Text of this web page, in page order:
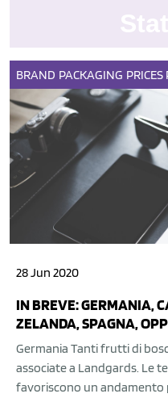
BRAND PACKAGING PRICES
28 Jun 2020
IN BREVE: GERMANIA,
ZELANDA, SPAGNA,
Germania Tanti frutti di
associate a Landgards. Le
favoriscono un andamento